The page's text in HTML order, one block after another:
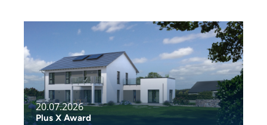
20.07.2026
Plus X Award